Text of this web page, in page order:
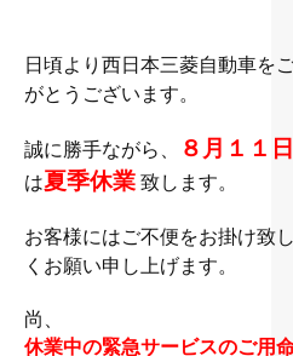
日頃より西日本三菱自動車を
がとうございます。
誠に勝手ながら、 ８月１１
は夏季休業 致します。
お客様にはご不便をお掛け致
くお願い申し上げます。
尚、
休業中の緊急サービスのご用